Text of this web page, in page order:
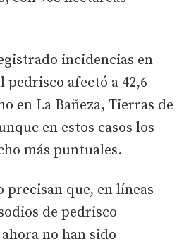
incidencias en
pedrisco afectó a 42,6
en La Bañeza, Tierras de
en estos casos los
más puntuales.
precisan que, en líneas
de pedrisco
no han sido